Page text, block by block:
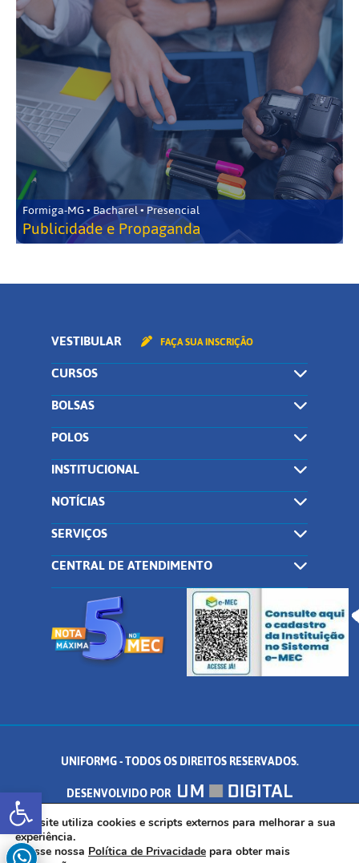
Abrir a barra de ferramentas
Formiga-MG • Bacharel • Presencial
Publicidade e Propaganda
VESTIBULAR FAÇA SUA INSCRIÇÃO
CURSOS
BOLSAS
POLOS
INSTITUCIONAL
NOTÍCIAS
SERVIÇOS
CENTRAL DE ATENDIMENTO
UNIFORMG - TODOS OS DIREITOS RESERVADOS.
DESENVOLVIDO POR
AV. DR. ARNALDO DE SENNA, 328 - PALMEIRAS, FORMIGA/MG - CEP:
35.574.530
Este site utiliza cookies e scripts externos para melhorar a sua
experiência.
Acesse nossa Política de Privacidade para obter mais